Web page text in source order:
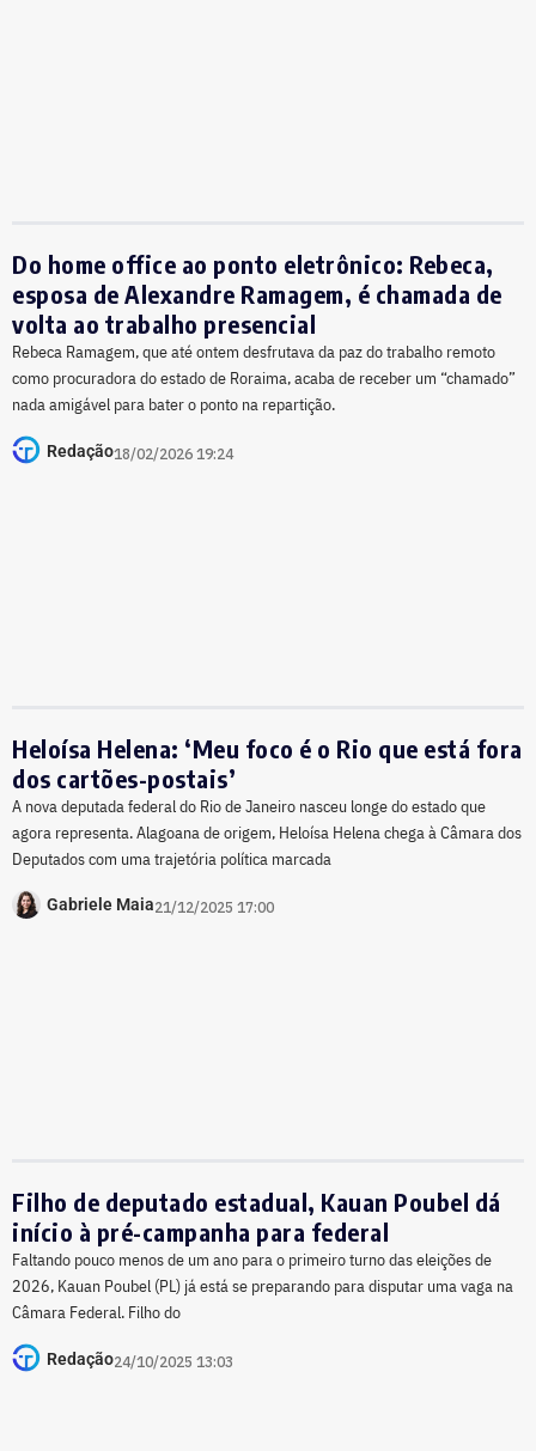
Do home office ao ponto eletrônico: Rebeca,
esposa de Alexandre Ramagem, é chamada de
volta ao trabalho presencial
Rebeca Ramagem, que até ontem desfrutava da paz do trabalho remoto
como procuradora do estado de Roraima, acaba de receber um “chamado”
nada amigável para bater o ponto na repartição.
Redação18/02/2026 19:24
Heloísa Helena: ‘Meu foco é o Rio que está fora
dos cartões-postais’
A nova deputada federal do Rio de Janeiro nasceu longe do estado que
agora representa. Alagoana de origem, Heloísa Helena chega à Câmara dos
Deputados com uma trajetória política marcada
Gabriele Maia21/12/2025 17:00
Filho de deputado estadual, Kauan Poubel dá
início à pré-campanha para federal
Faltando pouco menos de um ano para o primeiro turno das eleições de
2026, Kauan Poubel (PL) já está se preparando para disputar uma vaga na
Câmara Federal. Filho do
Redação24/10/2025 13:03